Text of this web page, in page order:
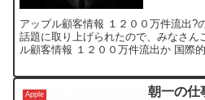
アップル顧客情報 １２００万件流出?
話題に取り上げられたので、みなさん
ル顧客情報 １２００万件流出か 国際
Apple
朝一の仕